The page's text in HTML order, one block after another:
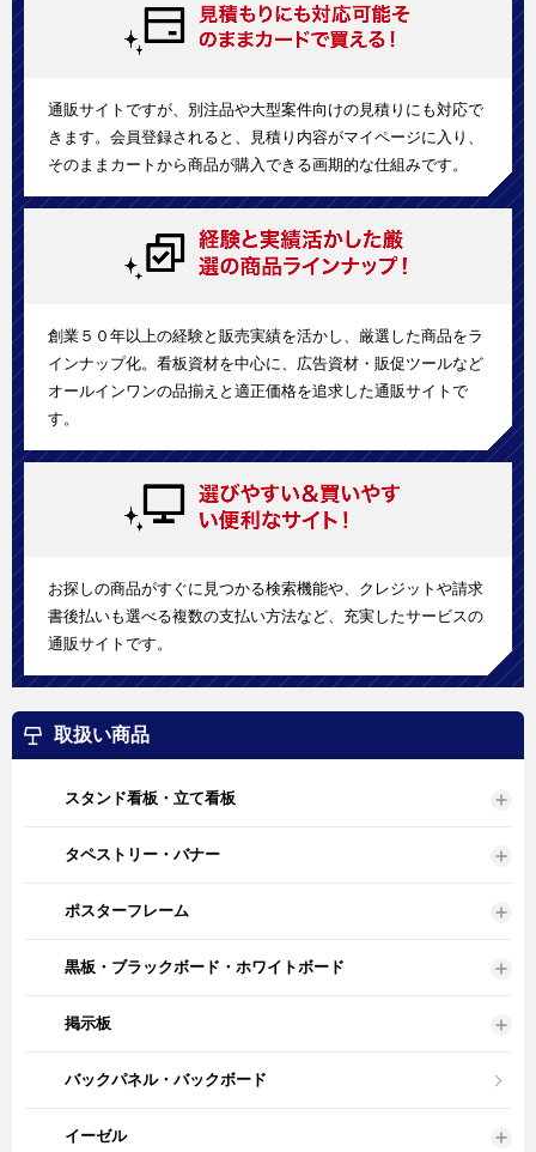
通販サイトですが、別注品や大型案件向けの見積りにも対応で
きます。会員登録されると、見積り内容がマイページに入り、
そのままカートから商品が購入できる画期的な仕組みです。
創業５０年以上の経験と販売実績を活かし、厳選した商品をラ
インナップ化。看板資材を中心に、広告資材・販促ツールなど
オールインワンの品揃えと適正価格を追求した通販サイトで
す。
お探しの商品がすぐに見つかる検索機能や、クレジットや請求
書後払いも選べる複数の支払い方法など、充実したサービスの
通販サイトです。
取扱い商品
スタンド看板・立て看板
タペストリー・バナー
ポスターフレーム
黒板・ブラックボード・ホワイトボード
掲示板
バックパネル・バックボード
イーゼル